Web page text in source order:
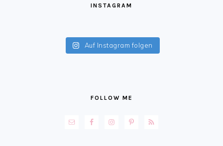
INSTAGRAM
Auf Instagram folgen
FOLLOW ME